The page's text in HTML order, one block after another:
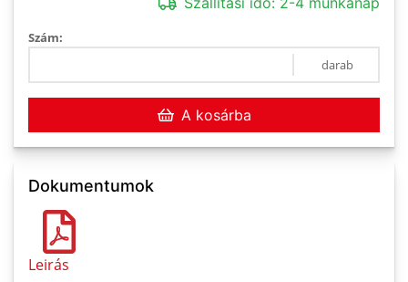
Szám:
darab
A kosárba
Dokumentumok
Leirás